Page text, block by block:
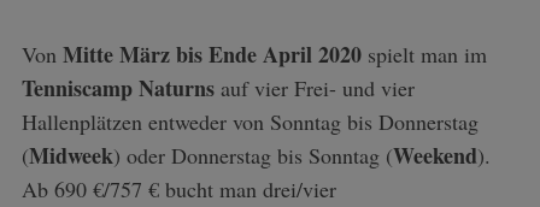
Von Mitte März bis Ende April 2020spielt man im
Tenniscamp Naturnsauf vier Frei- und vier
Hallenplätzen entweder von Sonntag bis Donnerstag
(Midweek) oder Donnerstag bis Sonntag (Weekend).
Ab 690 €/757 € bucht man drei/vier